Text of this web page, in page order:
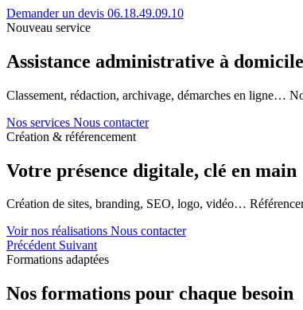
Demander un devis 06.18.49.09.10
Nouveau service
Assistance administrative à domicile
Classement, rédaction, archivage, démarches en ligne…
Nos services Nous contacter
Création & référencement
Votre présence digitale, clé en main
Création de sites, branding, SEO, logo, vidéo…
Voir nos réalisations Nous contacter
Précédent Suivant
Formations adaptées
Nos formations pour chaque besoin